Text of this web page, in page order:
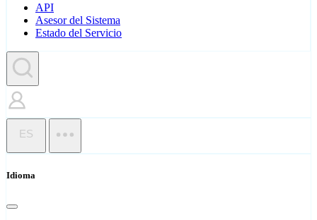
API
Asesor del Sistema
Estado del Servicio
ES
Idioma